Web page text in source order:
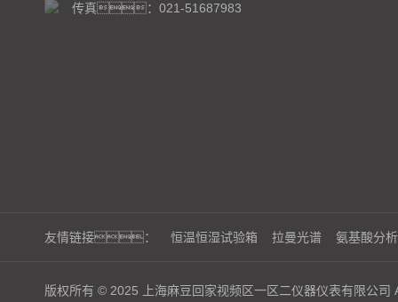
传真：021-51687983
友情链接： 恒温恒湿试验箱 拉曼光谱 氨基酸分
版权所有 © 2025 上海麻豆回家视频区一区二仪器仪表有限公司